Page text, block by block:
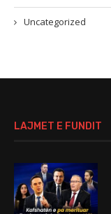
Uncategorized
LAJMET E FUNDIT